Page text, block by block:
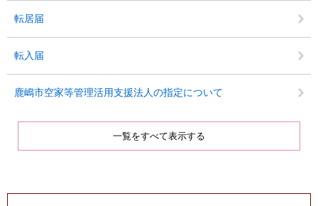
転居届
転入届
鹿嶋市空家等管理活用支援法人の指定について
一覧をすべて表示する